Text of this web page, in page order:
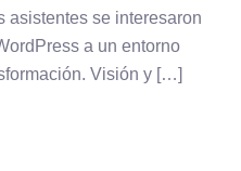
asistentes se interesaron
a un entorno
Visión y […]